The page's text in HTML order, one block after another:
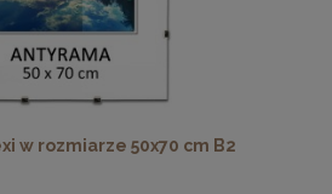
ramka na zdjęcia, plakaty, obrazy w
w rozmiarze 50x70 cm B2